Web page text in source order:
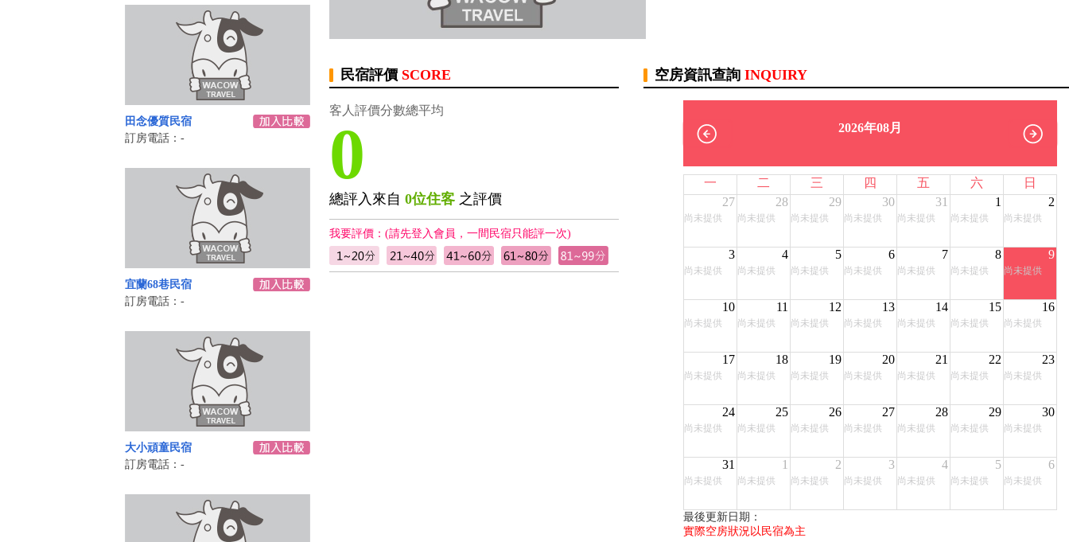
田念優質民宿
訂房電話：-
宜蘭68巷民宿
訂房電話：-
大小頑童民宿
訂房電話：-
民宿評價 SCORE
客人評價分數總平均
0
總評入來自 0位住客 之評價
我要評價：(請先登入會員，一間民宿只能評一次)
空房資訊查詢 INQUIRY
2026年08月
一 二 三 四 五 六
日
27
尚未提供
28
尚未提供
29
尚未提供
30
尚未提供
31
尚未提供
1
尚未提供
2
尚未提供
3
尚未提供
4
尚未提供
5
尚未提供
6
尚未提供
7
尚未提供
8
尚未提供
9
尚未提供
10
尚未提供
11
尚未提供
12
尚未提供
13
尚未提供
14
尚未提供
15
尚未提供
16
尚未提供
17
尚未提供
18
尚未提供
19
尚未提供
20
尚未提供
21
尚未提供
22
尚未提供
23
尚未提供
24
尚未提供
25
尚未提供
26
尚未提供
27
尚未提供
28
尚未提供
29
尚未提供
30
尚未提供
31
尚未提供
1
尚未提供
2
尚未提供
3
尚未提供
4
尚未提供
5
尚未提供
6
尚未提供
最後更新日期：
實際空房狀況以民宿為主